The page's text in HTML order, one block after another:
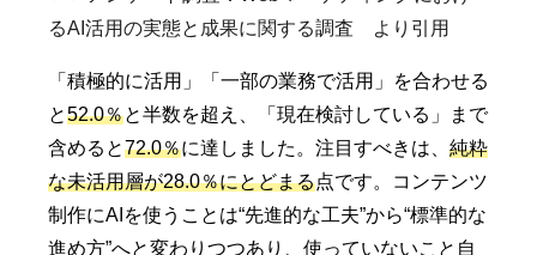
るAI活用の実態と成果に関する調査 より引用
「積極的に活用」「一部の業務で活用」を合わせる
と52.0％と半数を超え、「現在検討している」まで
含めると72.0％に達しました。注目すべきは、 純粋
な未活用層が28.0％にとどまる点です。コンテンツ
制作にAIを使うことは“先進的な工夫”から“標準的な
進め方”へと変わりつつあり、使っていないこと自